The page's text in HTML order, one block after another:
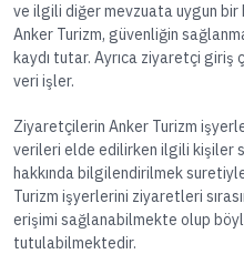
ve ilgili diğer mevzuata uygun bir
Anker Turizm, güvenliğin
kaydı tutar. Ayrıca ziyaretçi giriş
veri işler.
Ziyaretçilerin Anker Turizm
verileri elde edilirken ilgili kişiler
hakkında bilgilendirilmek
Turizm işyerlerini ziyaretleri
erişimi sağlanabilmekte olup
tutulabilmektedir.